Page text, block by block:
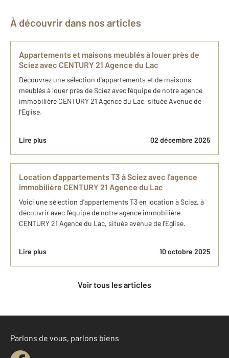
À découvrir dans nos articles
Appartements et maisons meublés à louer près de
Sciez avec CENTURY 21 Agence du Lac
Découvrez une sélection d'appartements et de maisons
meublés à louer près de Sciez avec l'équipe de notre agence
immobilière CENTURY 21 Agence du Lac, située Avenue de
l'Eglise.
Lire plus 02 décembre 2025
Location d'appartements T3 à Sciez avec l'agence
immobilière CENTURY 21 Agence du Lac
Voici une sélection d'appartements T3 en location à Sciez, à
découvrir avec l'équipe de notre agence immobilière
CENTURY 21 Agence du Lac, située avenue de l'Eglise.
Lire plus 10 octobre 2025
Voir tous les articles
Parlons de vous, parlons biens